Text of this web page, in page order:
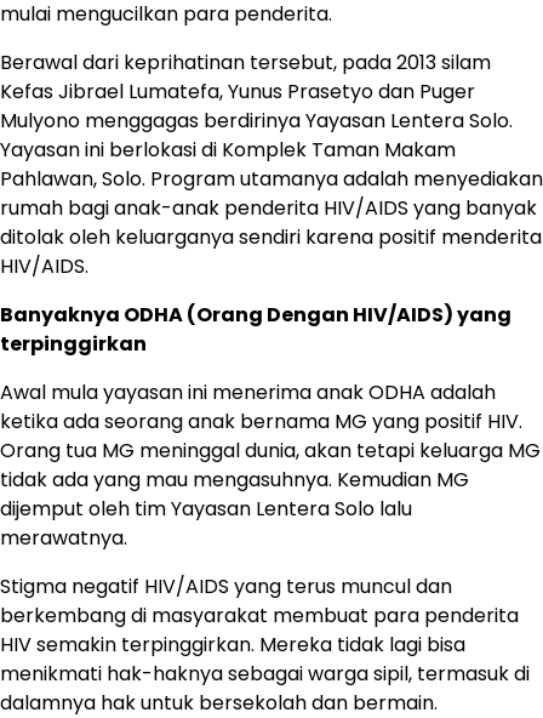
mulai mengucilkan para penderita.
Berawal dari keprihatinan tersebut, pada 2013 silam
Kefas Jibrael Lumatefa, Yunus Prasetyo dan Puger
Mulyono menggagas berdirinya Yayasan Lentera Solo.
Yayasan ini berlokasi di Komplek Taman Makam
Pahlawan, Solo. Program utamanya adalah menyediakan
rumah bagi anak-anak penderita HIV/AIDS yang banyak
ditolak oleh keluarganya sendiri karena positif menderita
HIV/AIDS.
Banyaknya ODHA (Orang Dengan HIV/AIDS) yang
terpinggirkan
Awal mula yayasan ini menerima anak ODHA adalah
ketika ada seorang anak bernama MG yang positif HIV.
Orang tua MG meninggal dunia, akan tetapi keluarga MG
tidak ada yang mau mengasuhnya. Kemudian MG
dijemput oleh tim Yayasan Lentera Solo lalu
merawatnya.
Stigma negatif HIV/AIDS yang terus muncul dan
berkembang di masyarakat membuat para penderita
HIV semakin terpinggirkan. Mereka tidak lagi bisa
menikmati hak-haknya sebagai warga sipil, termasuk di
dalamnya hak untuk bersekolah dan bermain.